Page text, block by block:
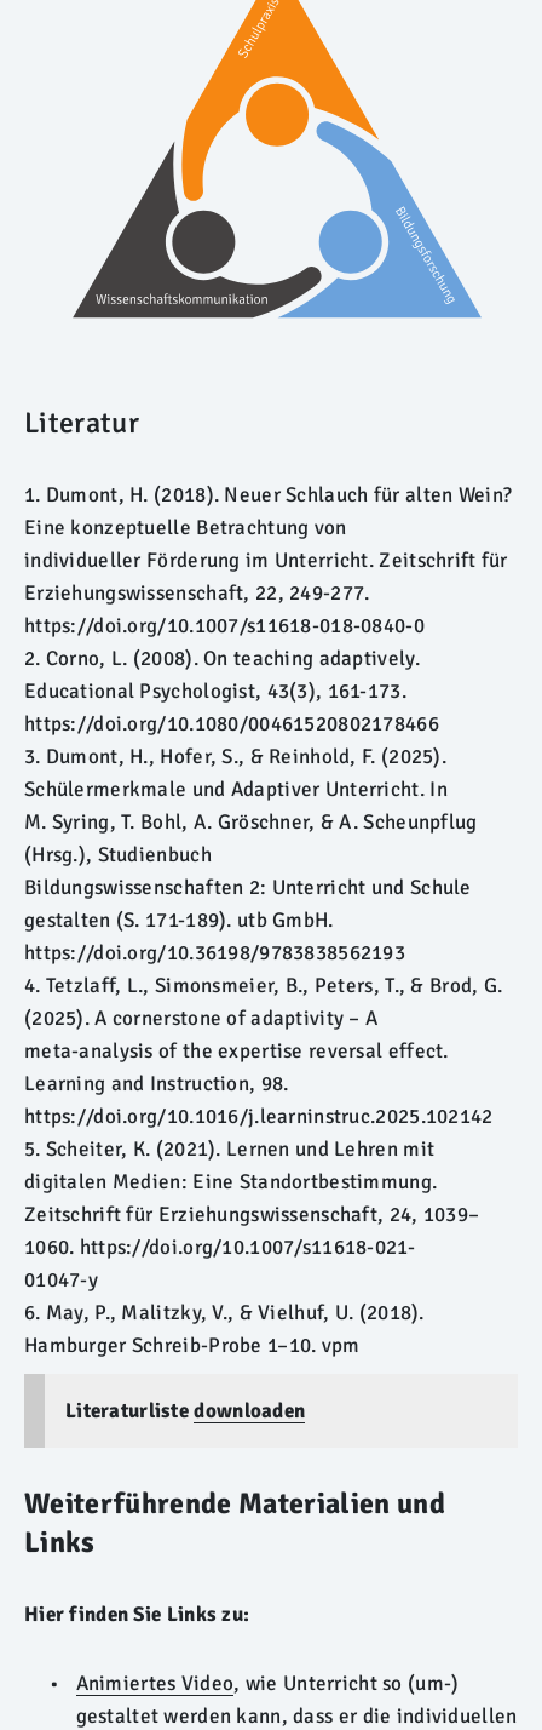
Literatur
1. Dumont, H. (2018). Neuer Schlauch für alten Wein?
Eine konzeptuelle Betrachtung von
individueller Förderung im Unterricht. Zeitschrift für
Erziehungswissenschaft, 22, 249-277.
https://doi.org/10.1007/s11618-018-0840-0
2. Corno, L. (2008). On teaching adaptively.
Educational Psychologist, 43(3), 161-173.
https://doi.org/10.1080/00461520802178466
3. Dumont, H., Hofer, S., & Reinhold, F. (2025).
Schülermerkmale und Adaptiver Unterricht. In
M. Syring, T. Bohl, A. Gröschner, & A. Scheunpflug
(Hrsg.), Studienbuch
Bildungswissenschaften 2: Unterricht und Schule
gestalten (S. 171-189). utb GmbH.
https://doi.org/10.36198/9783838562193
4. Tetzlaff, L., Simonsmeier, B., Peters, T., & Brod, G.
(2025). A cornerstone of adaptivity – A
meta-analysis of the expertise reversal effect.
Learning and Instruction, 98.
https://doi.org/10.1016/j.learninstruc.2025.102142
5. Scheiter, K. (2021). Lernen und Lehren mit
digitalen Medien: Eine Standortbestimmung.
Zeitschrift für Erziehungswissenschaft, 24, 1039–
1060. https://doi.org/10.1007/s11618-021-
01047-y
6. May, P., Malitzky, V., & Vielhuf, U. (2018).
Hamburger Schreib-Probe 1–10. vpm
Literaturliste downloaden
Weiterführende Materialien und
Links
Hier finden Sie Links zu:
Animiertes Video, wie Unterricht so (um-)
gestaltet werden kann, dass er die individuellen